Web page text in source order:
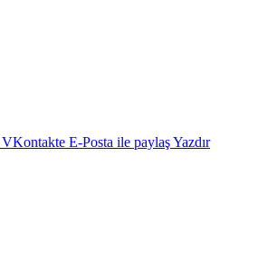
VKontakte E-Posta ile paylaşYazdır